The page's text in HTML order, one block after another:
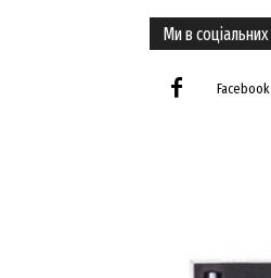
Ми в
Facebook